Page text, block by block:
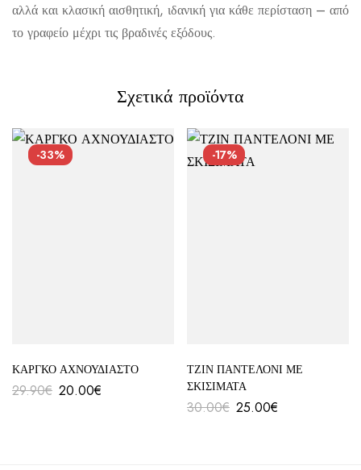
αλλά και κλασική αισθητική, ιδανική για κάθε περίσταση – από
το γραφείο μέχρι τις βραδινές εξόδους.
Αποστολή σε πόλη: 2,50€
Αντικαταβολή: 2,50€
Σχετικά προϊόντα
-33%
ΚΑΡΓΚΟ ΑΧΝΟΥΔΙΑΣΤΟ
29.90€ 20.00€
-17%
ΤΖΙΝ ΠΑΝΤΕΛΟΝΙ ΜΕ
ΣΚΙΣΙΜΑΤΑ
30.00€ 25.00€